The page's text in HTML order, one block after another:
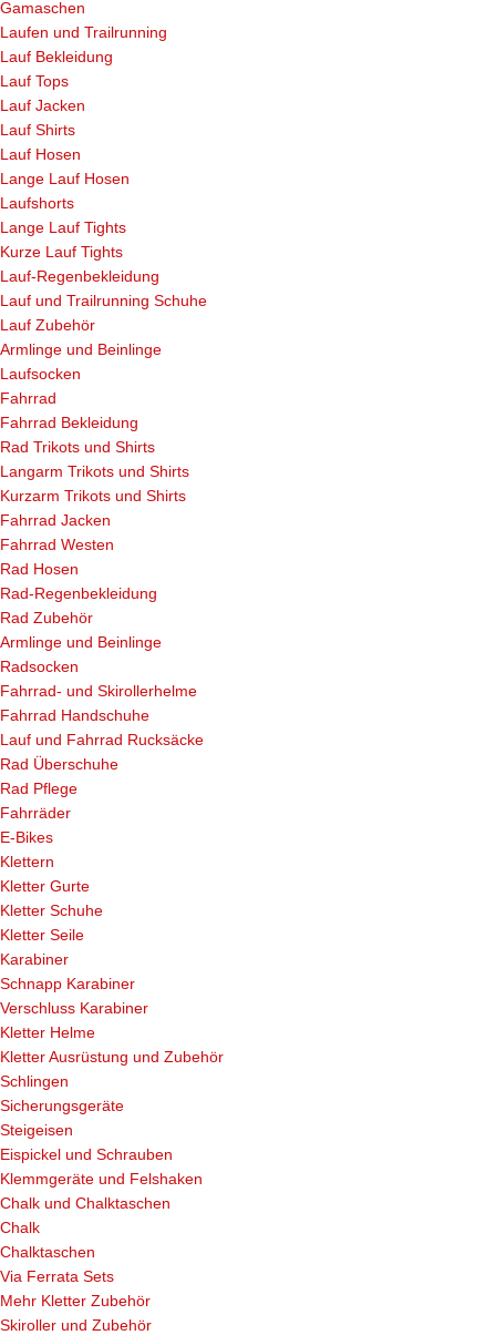
Gamaschen
Laufen und Trailrunning
Lauf Bekleidung
Lauf Tops
Lauf Jacken
Lauf Shirts
Lauf Hosen
Lange Lauf Hosen
Laufshorts
Lange Lauf Tights
Kurze Lauf Tights
Lauf-Regenbekleidung
Lauf und Trailrunning Schuhe
Lauf Zubehör
Armlinge und Beinlinge
Laufsocken
Fahrrad
Fahrrad Bekleidung
Rad Trikots und Shirts
Langarm Trikots und Shirts
Kurzarm Trikots und Shirts
Fahrrad Jacken
Fahrrad Westen
Rad Hosen
Rad-Regenbekleidung
Rad Zubehör
Armlinge und Beinlinge
Radsocken
Fahrrad- und Skirollerhelme
Fahrrad Handschuhe
Lauf und Fahrrad Rucksäcke
Rad Überschuhe
Rad Pflege
Fahrräder
E-Bikes
Klettern
Kletter Gurte
Kletter Schuhe
Kletter Seile
Karabiner
Schnapp Karabiner
Verschluss Karabiner
Kletter Helme
Kletter Ausrüstung und Zubehör
Schlingen
Sicherungsgeräte
Steigeisen
Eispickel und Schrauben
Klemmgeräte und Felshaken
Chalk und Chalktaschen
Chalk
Chalktaschen
Via Ferrata Sets
Mehr Kletter Zubehör
Skiroller und Zubehör